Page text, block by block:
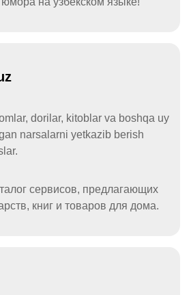
dorilar, kitoblar va boshqa uy
narsalarni yetkazib berish
сервисов, предлагающих
книг и товаров для дома.